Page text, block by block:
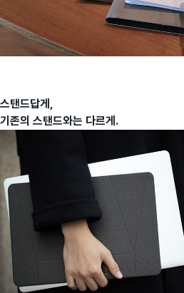
스탠드답게,
기존의 스탠드와는 다르게.